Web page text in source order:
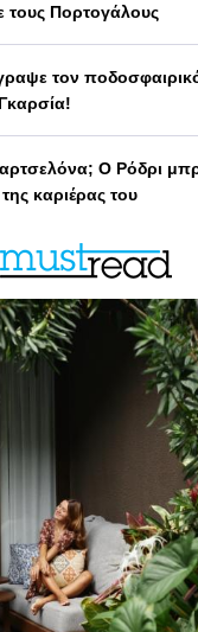
Πορτογάλους
τον
Ο Ρόδρι
καριέρας του